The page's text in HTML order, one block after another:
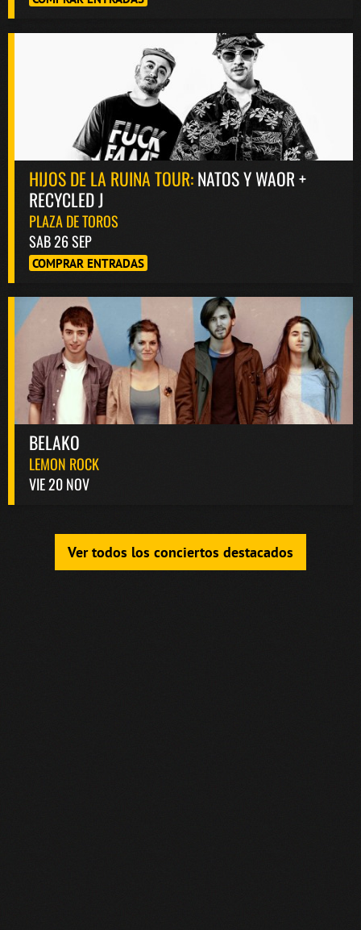
HIJOS DE LA RUINA TOUR:NATOS Y WAOR +
RECYCLED J
PLAZA DE TOROS
SAB 26 SEP
COMPRAR ENTRADAS
BELAKO
LEMON ROCK
VIE 20 NOV
Ver todos los conciertos destacados